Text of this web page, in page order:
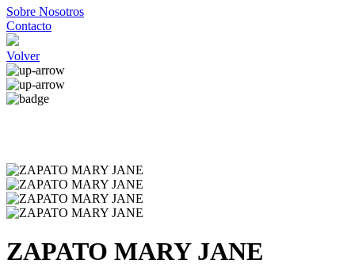
Sobre Nosotros
Contacto
Volver
ZAPATO MARY JANE